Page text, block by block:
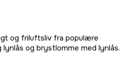
og friluftsliv fra populære
lynlås og brystlomme med lynlås.